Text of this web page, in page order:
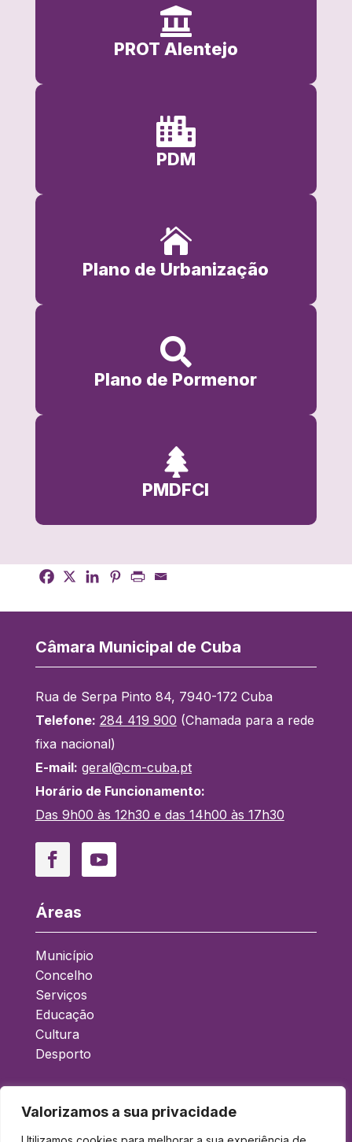
Valorizamos a sua privacidade

PROT Alentejo

PDM

Plano de Urbanização

Plano de Pormenor

PMDFCI
Câmara Municipal de Cuba
Rua de Serpa Pinto 84, 7940-172 Cuba
Telefone: 284 419 900 (Chamada para a rede
fixa nacional)
E-mail: geral@cm-cuba.pt
Horário de Funcionamento:
Das 9h00 às 12h30 e das 14h00 às 17h30
Áreas
Município
Concelho
Serviços
Educação
Cultura
Desporto